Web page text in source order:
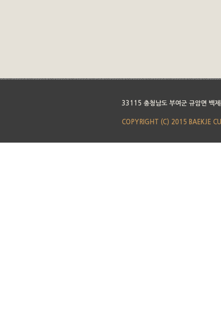
33115 충청남도 부여군 규암면 백
COPYRIGHT (C) 2015 BAEKJE